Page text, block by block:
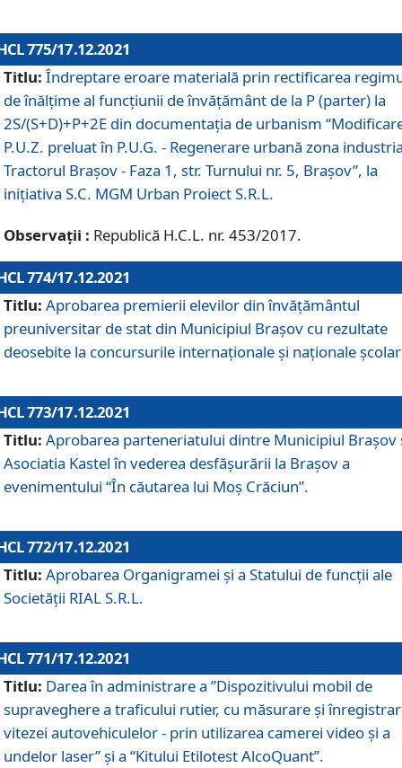
775/17.12.2021
Titlu: Îndreptare eroare materială prin rectificarea
de înălţime al funcţiunii de învăţământ de la P (parter) la
2S/(S+D)+P+2E din documentaţia de urbanism
P.U.Z. preluat în P.U.G. - Regenerare urbană zona
Tractorul Braşov - Faza 1, str. Turnului nr. 5, Braşov”, la
iniţiativa S.C. MGM Urban Proiect S.R.L.
Observații : Republică H.C.L. nr. 453/2017.
774/17.12.2021
Titlu: Aprobarea premierii elevilor din învățământul
preuniversitar de stat din Municipiul Brașov cu rezultate
deosebite la concursurile internaționale și naționale
773/17.12.2021
Titlu: Aprobarea parteneriatului dintre Municipiul Brașov
Asociatia Kastel în vederea desfăşurării la Brașov a
evenimentului “În căutarea lui Moș Crăciun”.
772/17.12.2021
Titlu: Aprobarea Organigramei şi a Statului de funcţii ale
Societăţii RIAL S.R.L.
771/17.12.2021
Titlu: Darea în administrare a ”Dispozitivului mobil de
supraveghere a traficului rutier, cu măsurare și
vitezei autovehiculelor - prin utilizarea camerei video și a
undelor laser” și a “Kitului Etilotest AlcoQuant”.